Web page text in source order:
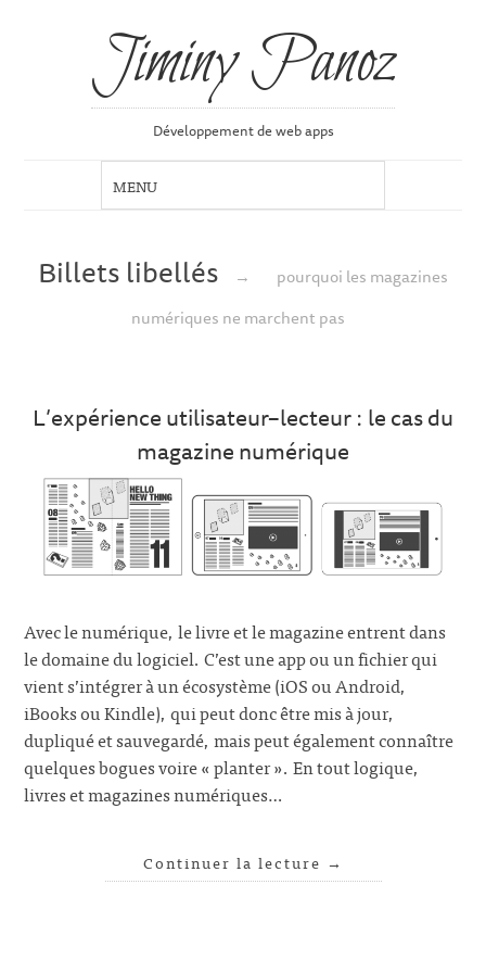
Jiminy Panoz
Développement de web apps
Billets libellés →
pourquoi les magazines
numériques ne marchent pas
L’expérience utilisateur–lecteur : le cas du
magazine numérique
Avec le numérique, le livre et le magazine entrent dans
le domaine du logiciel. C’est une app ou un fichier qui
vient s’intégrer à un écosystème (iOS ou Android,
iBooks ou Kindle), qui peut donc être mis à jour,
dupliqué et sauvegardé, mais peut également connaître
quelques bogues voire « planter ». En tout logique,
livres et magazines numériques…
Continuer la lecture →